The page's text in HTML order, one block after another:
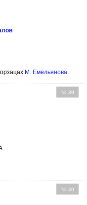
М. Емельянова
№ 39
№ 40